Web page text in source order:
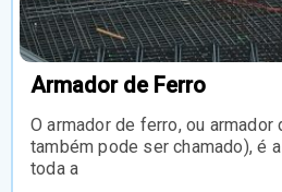
Armador de Ferro
O armador de ferro, ou
também pode ser chamado), é
toda a